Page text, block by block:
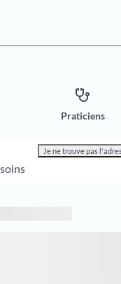
stethoscope
Praticiens
Je ne trouve pas